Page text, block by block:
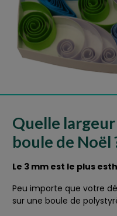
Quelle
boule de Noël
Le 3 mm est le plus
Peu importe que votre
sur une boule de